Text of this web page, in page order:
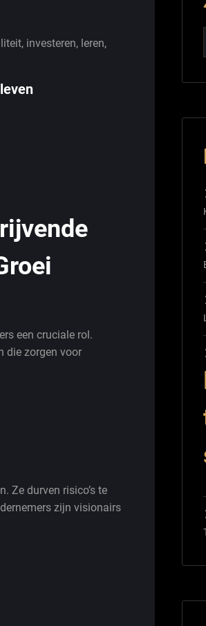
, investeren, leren,
een cruciale rol.
die zorgen voor
Ze durven risico’s te
zijn visionairs